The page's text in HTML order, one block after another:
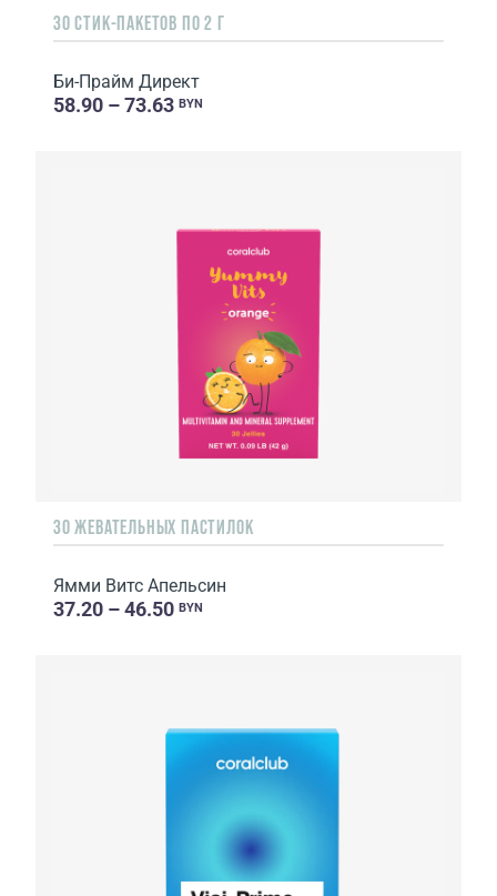
30 СТИК-ПАКЕТОВ ПО 2 Г
Би-Прайм Директ
58.90 – 73.63 BYN
30 ЖЕВАТЕЛЬНЫХ ПАСТИЛОК
Ямми Витс Апельсин
37.20 – 46.50 BYN